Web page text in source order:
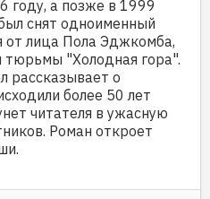
году, а позже в 1999
снят одноименный
от лица Пола Эджкомба,
тюрьмы "Холодная гора".
рассказывает о
более 50 лет
читателя в ужасную
Роман откроет